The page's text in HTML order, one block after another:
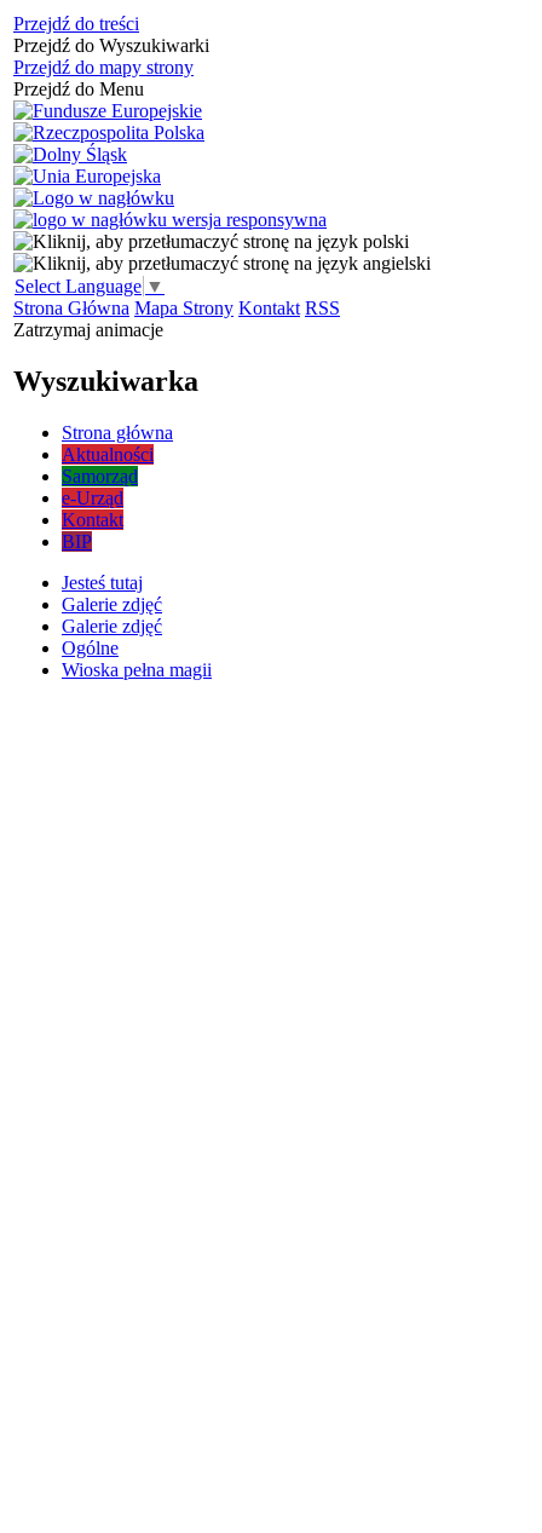
Przejdź do treści
Przejdź do Wyszukiwarki
Przejdź do mapy strony
Przejdź do Menu
Select Language ▼
Strona Główna Mapa Strony Kontakt RSS
Zatrzymaj animacje
Wyszukiwarka
Strona główna
Aktualności
Samorząd
e-Urząd
Kontakt
BIP
Jesteś tutaj
Galerie zdjęć
Galerie zdjęć
Ogólne
Wioska pełna magii